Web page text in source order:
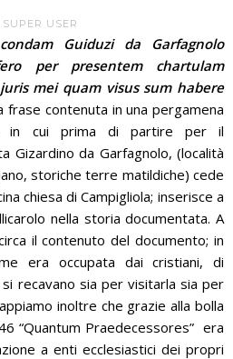
SUPER USER
Guiduzi da Garfagnolo
per presentem chartulam
mei quam visus sum habere
contenuta in una pergamena
in cui prima di partire per il
Gizardino da Garfagnolo, (località
storiche terre matildiche) cede
chiesa di Campigliola; inserisce a
nella storia documentata. A
il contenuto del documento; in
era occupata dai cristiani, di
recavano sia per visitarla sia per
inoltre che grazie alla bolla
“Quantum Praedecessores” era
a enti ecclesiastici dei propri